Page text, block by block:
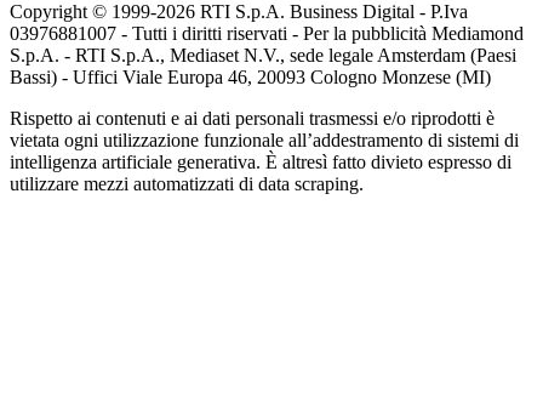
Copyright © 1999-2026 RTI S.p.A. Business Digital - P.Iva
03976881007 - Tutti i diritti riservati - Per la pubblicità Mediamond
S.p.A. - RTI S.p.A., Mediaset N.V., sede legale Amsterdam (Paesi
Bassi) - Uffici Viale Europa 46, 20093 Cologno Monzese (MI)
Rispetto ai contenuti e ai dati personali trasmessi e/o riprodotti è
vietata ogni utilizzazione funzionale all’addestramento di sistemi di
intelligenza artificiale generativa. È altresì fatto divieto espresso di
utilizzare mezzi automatizzati di data scraping.